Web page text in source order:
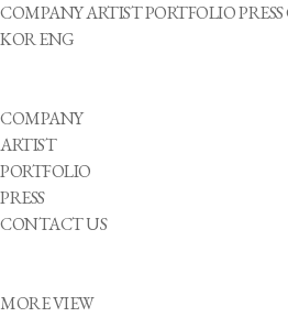
COMPANYARTISTPORTFOLIOPRESS
KORENG
COMPANY
ARTIST
PORTFOLIO
PRESS
CONTACT US
MORE VIEW